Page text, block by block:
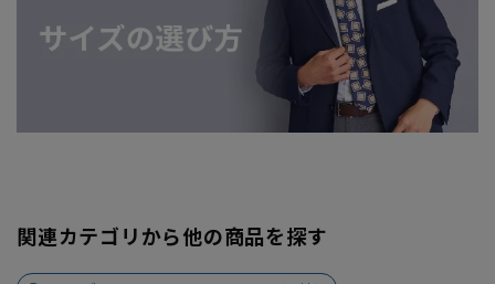
関連カテゴリから他の商品を探す